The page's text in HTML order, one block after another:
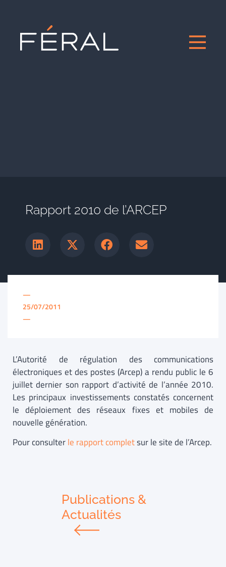
Rapport 2010 de l’ARCEP
—
25/07/2011
—
L’Autorité de régulation des communications
électroniques et des postes (Arcep) a rendu public le 6
juillet dernier son rapport d’activité de l’année 2010.
Les principaux investissements constatés concernent
le déploiement des réseaux fixes et mobiles de
nouvelle génération.
Pour consulterle rapport completsur le site de l’Arcep.
Publications &
Actualités